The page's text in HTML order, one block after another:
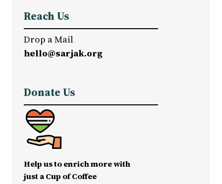
Reach Us
Drop a Mail
hello@sarjak.org
Donate Us
Help us to enrich more with
just a Cup of Coffee